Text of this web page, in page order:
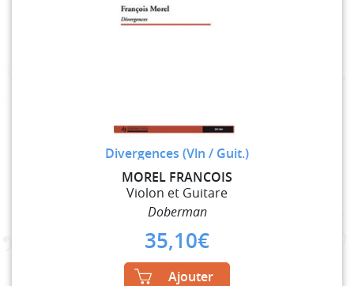
Divergences (Vln / Guit.)
MOREL FRANCOIS
Violon et Guitare
Doberman
35,10€
Ajouter